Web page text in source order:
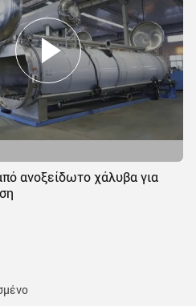
ανοξείδωτο χάλυβα για